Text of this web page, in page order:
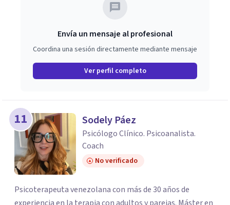
Envía un mensaje al profesional
Coordina una sesión directamente mediante mensaje
Ver perfil completo
11 Sodely Páez
Psicólogo Clínico. Psicoanalista.
Coach
No verificado
Psicoterapeuta venezolana con más de 30 años de